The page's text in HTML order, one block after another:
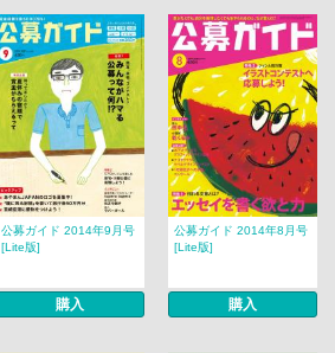
公募ガイド 2014年9月号
[Lite版]
購入
公募ガイド 2014年8月号
[Lite版]
購入